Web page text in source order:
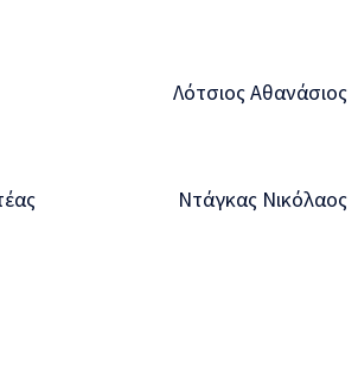
Λότσιος Αθανάσιος
Ντάγκας Νικόλαος